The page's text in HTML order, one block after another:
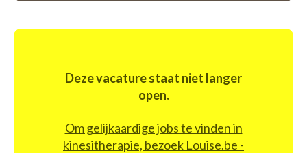
Deze vacature staat niet langer
open.
Om gelijkaardige jobs te vinden in
kinesitherapie, bezoek Louise.be -